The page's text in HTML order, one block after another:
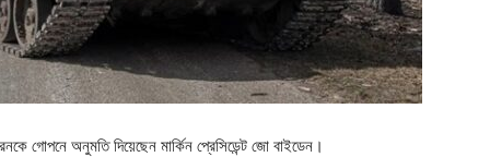
গোপনে অনুমতি দিয়েছেন মার্কিন প্রেসিডেন্ট জো বাইডেন।